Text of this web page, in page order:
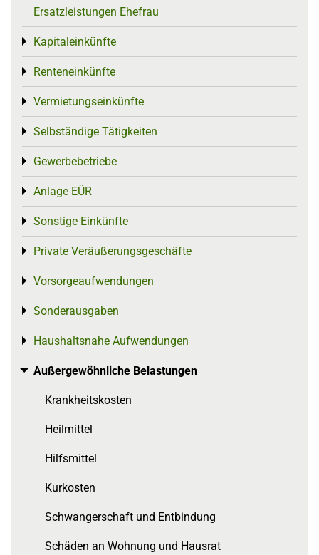
Ersatzleistungen Ehefrau
Kapitaleinkünfte
Toggle menu
Renteneinkünfte
Toggle menu
Vermietungseinkünfte
Toggle menu
Selbständige Tätigkeiten
Toggle menu
Gewerbebetriebe
Toggle menu
Anlage EÜR
Toggle menu
Sonstige Einkünfte
Toggle menu
Private Veräußerungsgeschäfte
Toggle menu
Vorsorgeaufwendungen
Toggle menu
Sonderausgaben
Toggle menu
Haushaltsnahe Aufwendungen
Toggle menu
Außergewöhnliche Belastungen
Toggle menu
Krankheitskosten
Heilmittel
Hilfsmittel
Kurkosten
Schwangerschaft und Entbindung
Schäden an Wohnung und Hausrat